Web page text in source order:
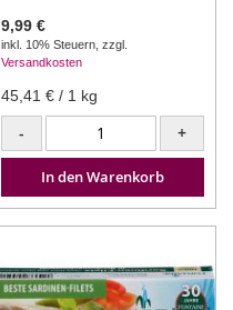
9,99 €
inkl. 10% Steuern ,zzgl.
Versandkosten
45,41 € / 1 kg
- +
In den Warenkorb